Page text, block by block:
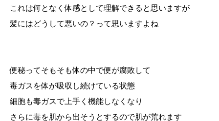
これは何となく体感として理解できると思いますが
髪にはどうして悪いの？って思いますよね
便秘ってそもそも体の中で便が腐敗して
毒ガスを体が吸収し続けている状態
細胞も毒ガスで上手く機能しなくなり
さらに毒を肌から出そうとするので肌が荒れます